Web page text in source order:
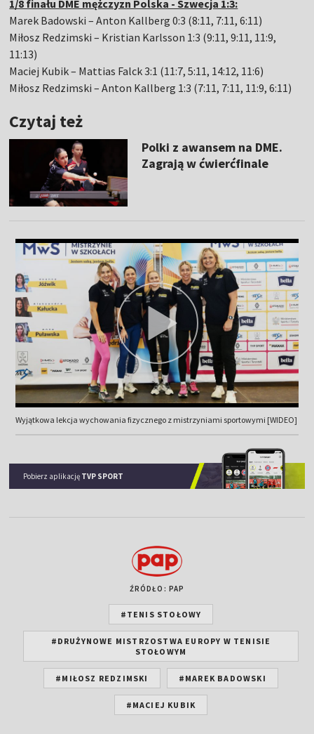
1/8 finału DME mężczyzn Polska - Szwecja 1:3:
Marek Badowski – Anton Kallberg 0:3 (8:11, 7:11, 6:11)
Miłosz Redzimski – Kristian Karlsson 1:3 (9:11, 9:11, 11:9,
11:13)
Maciej Kubik – Mattias Falck 3:1 (11:7, 5:11, 14:12, 11:6)
Miłosz Redzimski – Anton Kallberg 1:3 (7:11, 7:11, 11:9, 6:11)
Czytaj też
Polki z awansem na DME.
Zagrają w ćwierćfinale
Wyjątkowa lekcja wychowania fizycznego z mistrzyniami sportowymi [WIDEO]
Pobierz aplikację TVP SPORT
ŹRÓDŁO: PAP
#TENIS STOŁOWY
#DRUŻYNOWE MISTRZOSTWA EUROPY W TENISIE
STOŁOWYM
#MIŁOSZ REDZIMSKI #MAREK BADOWSKI
#MACIEJ KUBIK